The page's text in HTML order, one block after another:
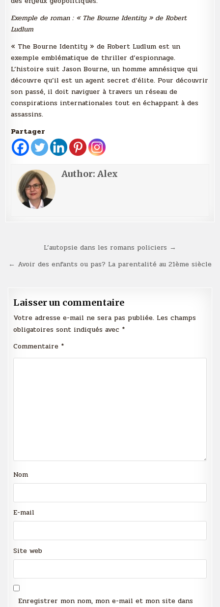
Exemple de roman : « The Bourne Identity » de Robert
Ludlum
« The Bourne Identity » de Robert Ludlum est un
exemple emblématique de thriller d’espionnage.
L’histoire suit Jason Bourne, un homme amnésique qui
découvre qu’il est un agent secret d’élite. Pour découvrir
son passé, il doit naviguer à travers un réseau de
conspirations internationales tout en échappant à des
assassins.
Partager
Author:Alex
Navigation
de
L’autopsie dans les romans policiers →
← Avoir des enfants ou pas? La parentalité au 21ème siècle
Laisser un commentaire
Votre adresse e-mail ne sera pas publiée. Les champs
obligatoires sont indiqués avec *
Commentaire *
Nom
E-mail
Site web
Enregistrer mon nom, mon e-mail et mon site dans